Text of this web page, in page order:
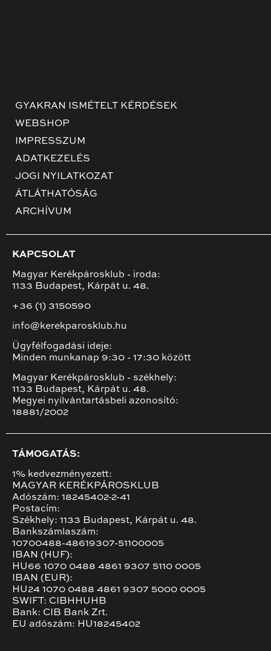
GYAKRAN ISMÉTELT KÉRDÉSEK
WEBSHOP
IMPRESSZUM
ADATKEZELÉS
JOGI NYILATKOZAT
ÁTLÁTHATÓSÁG
ARCHÍVUM
KAPCSOLAT
Magyar Kerékpárosklub - iroda:
1133 Budapest, Kárpát u. 48.
+36 (1) 3150590
info@kerekparosklub.hu
Ügyfélfogadási ideje:
Minden munkanap 9:30 - 17:30 között
Magyar Kerékpárosklub - székhely:
1133 Budapest, Kárpát u. 48.
Megyei nyilvántartásbeli azonosító:
18881/2002
TÁMOGATÁS:
1% kedvezményezett:
MAGYAR KERÉKPÁROSKLUB
Adószám: 18245402-2-41
Postacím:
Székhely: 1133 Budapest, Kárpát u. 48.
Bankszámlaszám:
10700488-48619307-51100005
IBAN (HUF):
HU66 1070 0488 4861 9307 5110 0005
IBAN (EUR):
HU24 1070 0488 4861 9307 5000 0005
SWIFT: CIBHHUHB
Bank: CIB Bank Zrt.
EU adószám: HU18245402